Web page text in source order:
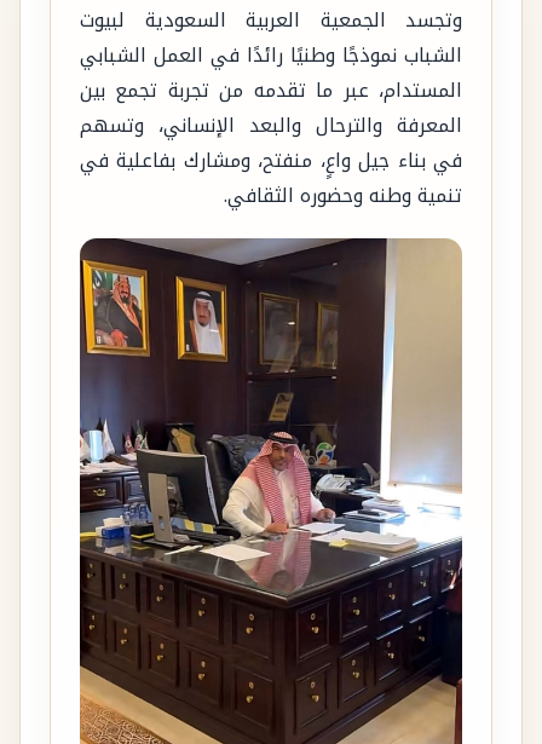
وتجسد الجمعية العربية السعودية لبيوت
الشباب نموذجًا وطنيًا رائدًا في العمل الشبابي
المستدام، عبر ما تقدمه من تجربة تجمع بين
المعرفة والترحال والبعد الإنساني، وتسهم
في بناء جيل واعٍ، منفتح، ومشارك بفاعلية في
تنمية وطنه وحضوره الثقافي.